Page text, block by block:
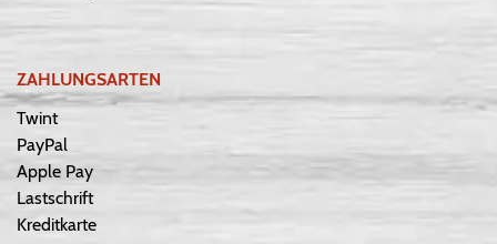
ZAHLUNGSARTEN
Twint
PayPal
Apple Pay
Lastschrift
Kreditkarte